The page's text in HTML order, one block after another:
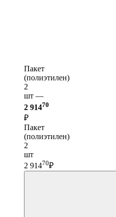
Пакет
(полиэтилен)
2
шт —
2 91470
₽
Пакет
(полиэтилен)
2
шт
2 91470₽